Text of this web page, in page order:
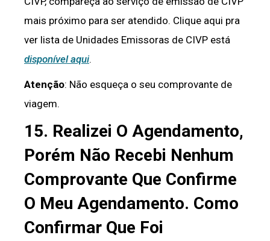
mais próximo para ser atendido. Clique aqui pra
ver lista de Unidades Emissoras de CIVP está
disponível aqui.
Atenção: Não esqueça o seu comprovante de
viagem.
15. Realizei O Agendamento,
Porém Não Recebi Nenhum
Comprovante Que Confirme
O Meu Agendamento. Como
Confirmar Que Foi